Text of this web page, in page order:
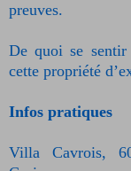
preuves.
De quoi se sentir
cette propriété
Infos pratiques
Villa Cavrois,